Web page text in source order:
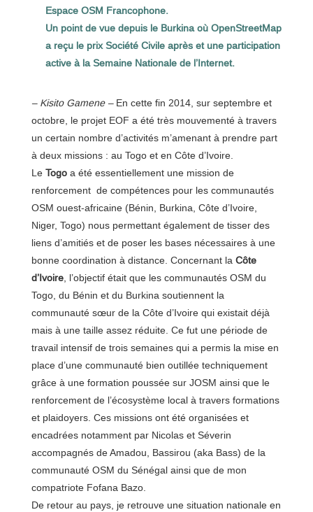
Espace OSM Francophone.
Un point de vue depuis le Burkina où OpenStreetMap
a reçu le prix Société Civile après et une participation
active à la Semaine Nationale de l’Internet.
– Kisito Gamene –En cette fin 2014, sur septembre et
octobre, le projet EOF a été très mouvementé à travers
un certain nombre d’activités m’amenant à prendre part
à deux missions : au Togo et en Côte d’Ivoire.
Le Togoa été essentiellement une mission de
renforcement de compétences pour les communautés
OSM ouest-africaine (Bénin, Burkina, Côte d’Ivoire,
Niger, Togo) nous permettant également de tisser des
liens d’amitiés et de poser les bases nécessaires à une
bonne coordination à distance. Concernant la Côte
d’Ivoire, l’objectif était que les communautés OSM du
Togo, du Bénin et du Burkina soutiennent la
communauté sœur de la Côte d’Ivoire qui existait déjà
mais à une taille assez réduite. Ce fut une période de
travail intensif de trois semaines qui a permis la mise en
place d’une communauté bien outillée techniquement
grâce à une formation poussée sur JOSM ainsi que le
renforcement de l’écosystème local à travers formations
et plaidoyers. Ces missions ont été organisées et
encadrées notamment par Nicolas et Séverin
accompagnés de Amadou, Bassirou (aka Bass) de la
communauté OSM du Sénégal ainsi que de mon
compatriote Fofana Bazo.
De retour au pays, je retrouve une situation nationale en